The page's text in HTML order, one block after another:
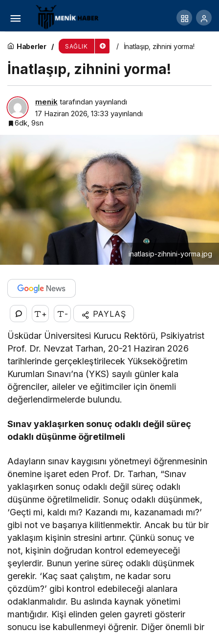
Haberler SAĞLIK İnatlaşıp, zihnini yorma!
İnatlaşıp, zihnini yorma!
menik tarafından yayınlandı
17 Haziran 2026, 13:33 yayınlandı
6dk, 9sn
inatlasip-zihnini-yorma.jpg
+ - PAYLAŞ
Üsküdar Üniversitesi Kurucu Rektörü, Psikiyatrist
Prof. Dr. Nevzat Tarhan, 20-21 Haziran 2026
tarihlerinde gerçekleştirilecek Yükseköğretim
Kurumları Sınavı’na (YKS) sayılı günler kala
öğrenciler, aileler ve eğitimciler için önemli
değerlendirmelerde bulundu.
Sınav yaklaşırken sonuç odaklı değil süreç
odaklı düşünme öğretilmeli
Adayların sınav kaygısını yönetmeyi öğrenmesinin
önemine işaret eden Prof. Dr. Tarhan, “Sınav
yaklaşırken sonuç odaklı değil süreç odaklı
düşünme öğretilmelidir. Sonuç odaklı düşünmek,
‘Geçti mi, kaldı mı? Kazandı mı, kazanamadı mı?’
gibi not ve başarıya kilitlenmektir. Ancak bu tür bir
yaklaşım kişinin stresini artırır. Çünkü sonuç ve
not, kişinin doğrudan kontrol edemeyeceği
şeylerdir. Bunun yerine süreç odaklı düşünmek
gerekir. ‘Kaç saat çalıştım, ne kadar soru
çözdüm?’ gibi kontrol edebileceği alanlara
odaklanmalıdır. Bu aslında kaynak yönetimi
mantığıdır. Kişi elinden gelen gayreti gösterir
sonucu ise kabullenmeyi öğrenir. Diğer önemli bir
Bazı kanser ilaçları kalpte yüzde 20’ye varan
yan etkilere yol açabiliyor